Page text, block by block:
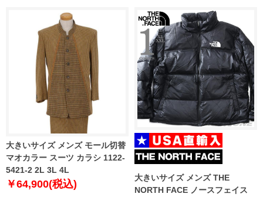
大きいサイズ メンズ モール切替
マオカラー スーツ カラシ 1122-
5421-2 2L 3L 4L
￥64,900(税込)
大きいサイズ メンズ THE
NORTH FACE ノースフェイス